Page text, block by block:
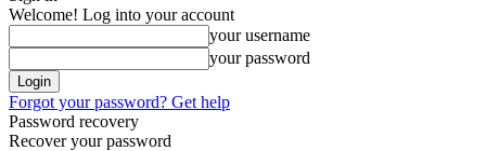
Welcome! Log into your account
your username
your password
Forgot your password? Get help
Password recovery
Recover your password